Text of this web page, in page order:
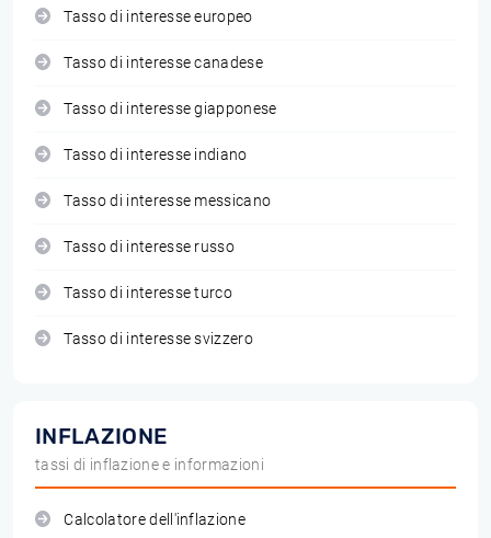
Tasso di interesse europeo
Tasso di interesse canadese
Tasso di interesse giapponese
Tasso di interesse indiano
Tasso di interesse messicano
Tasso di interesse russo
Tasso di interesse turco
Tasso di interesse svizzero
INFLAZIONE
tassi di inflazione e informazioni
Calcolatore dell'inflazione